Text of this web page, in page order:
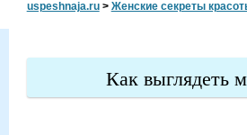
uspeshnaja.ru> Женские секреты
Как выглядеть